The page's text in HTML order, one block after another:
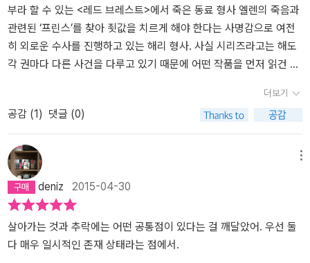
락… 그럼 카밀라는 첫번째 희생자가 아니었던 거야. 바로 마리우스가
첫번째 희생자였던 것이지. 그런데, 시신은 어디있었을까? 해리 홀레
는 기숙사의 다락방에서 완벽하게 밀봉된, 엄지손가락이 사라진 시신
을 발견했단다. 그러면, 오늘 사건이 발생할 곳은 노부인의 집? 그리
쇄살인범의 마지막 희생자는 주로 친족이었다는 정신의의 이야기도
스벤이 용의자라는 것을 암시했어. 모두들 그쪽으로 향하고 있지만,
시간이부족했지. 그곳엔 베아테와 먼저 간 톰 볼레르만 있었어. 그리
고스벤이 도착했어.현관에서 대치한 톰 볼레르와 스벤. 톰은 총을 버
리라고 경고하고 안그러면 쏘겠다고 경고하고.. 몇 번씩 그런 말을 하
는 것을 베아테가 거실에서 듣고 있다가 상황을 보려고현관으로 갔는
데, 놀랍게도 스벤은 비무장이었어. 베아테가톰을 부르자, 톰은 그제
서야 자신의 총을 내리고 스벤의 손목에 수갑을 채웠어. 톰이 왜 그렇
게 행동했냐면… 바로 스벤이 하던 일이 무기 밀반입이었고, 그 거래
와 파트너가 되어 이 희대의 연쇄살인을 해결해야만 한다. 해리 홀레
가 신임하는 실험실 소속 베아테 뢴 역시 톰 볼레르에게 손아귀에 놓
여있다. 하지만 마지막 순간, 해리는 모든 것이 연결되어 있음을 깨닫
게 되고, 여기 펼쳐지는 반전과 결론은 시원스럽기까지 하다. 이번 연
이 톰 볼레르에 의해 이용당하고 있다는 사실과 진범을 찾아내는 쾌
거를 이룩한다. 해리가 택시 운전사인 외위스테인 아이켈란의 전화를
빌린 사실을 알아낸, 볼레르 의 공으로 위기에 놓이게 되지만 이런 스
릴들이 이 소설을 더욱 흥미롭게 만든다.『데빌스 스타』는 『레드브레
스트』와 『네메시스』에 이은 오슬로 3부작의 마지막 작품이다. 해리
홀레 시리즈의 초중기를 담당하는 미니 시리즈인 셈이다. 앞선 두 작
품에서 끝내 잡지 못한 미지의 범죄자 '프린스'와 해리 홀레의 게임 아
닌 게임이 오슬로 3부작을 지탱한다고 평가한다.피그말리온에 대해
찾아보니, 심리학 용어 중에 ‘피그말리온 효과(Pygmalion effect)’라
가 한 팀으로 조사를 하게됩니다.그러나 살인사건이 계속되고 연쇄살
인사건으로 진행이 되면서 해리의 역할이 중요해집니다.사건이 진행
이 될수록 드러나는 단서와 함께 범인의 정체도 추측이 되는데,생각
하는 결과와는 또 다른 방향으로 진행되는 내용..전의 책에서 경찰 내
고,과연 해리형사는 알콜중독에서도 벗어다고 사건도 해결할 수 있을
지요..한여름밤에 읽으면 더욱 재미있을것 같지만.. 내용자체가 너무
재미있어요.
부라 할 수 있는 <레드 브레스트>에서 죽은 동료 형사 엘렌의 죽음과
관련된 ‘프린스’를 찾아 죗값을 치르게 해야 한다는 사명감으로 여전
히 외로운 수사를 진행하고 있는 해리 형사. 사실 시리즈라고는 해도
각 권마다 다른 사건을 다루고 있기 때문에 어떤 작품을 먼저 읽건 상
로 3부작은 차례대로 읽는 편이 더 흥미로울 것이다. 그래야 해리의
심중 갈등을 충분히 이해할 수 있기 때문이다. 잠이 들 때마다 악몽에
시달리고, 알코올에 의존하고픈 마음과 싸우며 연쇄살인마를 좇는, 1
90cm가 넘는 키에 깡마른 몸매, 박박 깎은 금발의 형사 해리 홀레에
게 연애는 사치인지도 모른다. 가엽게도. 민완형사의 연인이나 가족
이 된다는 건 사실 위험 속에 한발을 담그는 것이나 마찬가지리라.<
데빌스 스타 The Devil's Star>는 오슬로의 한여름 휴가철에 벌어지
는 연쇄살인을 다루고 있다. 아파트에서 발견된 여성 희생자는 손가
락이 잘려있고 눈꺼풀 속에서 별 모양의 붉은 다이아몬드가 발견된
더보기
공감 (1) 댓글 (0)
deniz 2015-04-30
살아가는 것과 추락에는 어떤 공통점이 있다는 걸 깨달았어. 우선 둘
다 매우 일시적인 존재 상태라는 점에서.